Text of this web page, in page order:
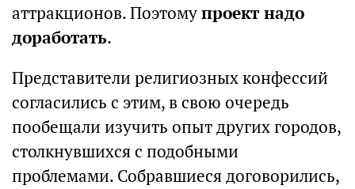
аттракционов. Поэтомупроект надо
доработать.
Представители религиозных конфессий
согласились с этим, в свою очередь
пообещали изучить опыт других городов,
столкнувшихся с подобными
проблемами. Собравшиеся договорились,